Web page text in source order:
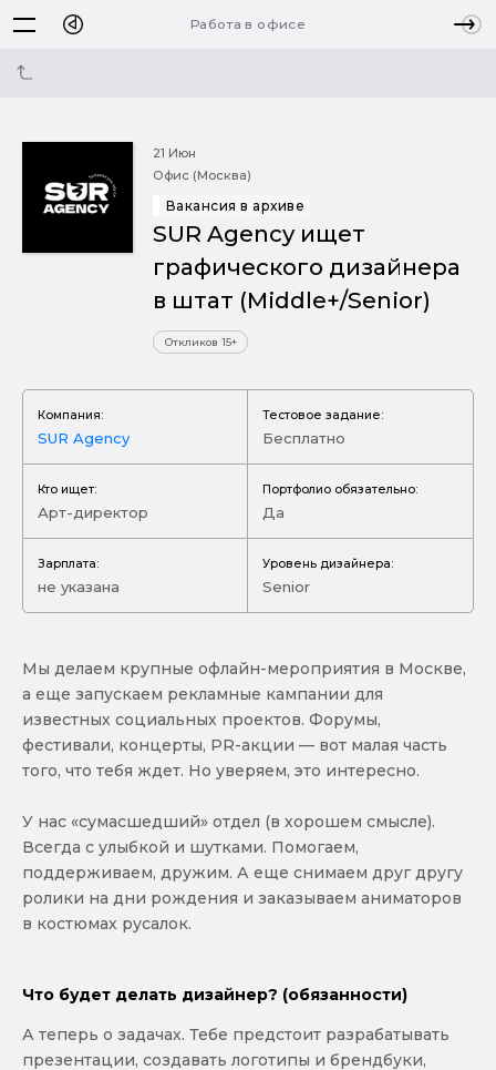
Работа в офисе
21 Июн
Офис (Москва)
Вакансия в архиве
SUR Agency ищет
графического дизайнера
в штат (Middle+/Senior)
Откликов 15+
Компания:
SUR Agency
Тестовое задание:
Бесплатно
Кто ищет:
Арт-директор
Портфолио обязательно:
Да
Зарплата:
не указана
Уровень дизайнера:
Senior
Мы делаем крупные офлайн-мероприятия в Москве,
а еще запускаем рекламные кампании для
известных социальных проектов. Форумы,
фестивали, концерты, PR-акции — вот малая часть
того, что тебя ждет. Но уверяем, это интересно.
У нас «сумасшедший» отдел (в хорошем смысле).
Всегда с улыбкой и шутками. Помогаем,
поддерживаем, дружим. А еще снимаем друг другу
ролики на дни рождения и заказываем аниматоров
в костюмах русалок.
Что будет делать дизайнер? (обязанности)
А теперь о задачах. Тебе предстоит разрабатывать
презентации, создавать логотипы и брендбуки,